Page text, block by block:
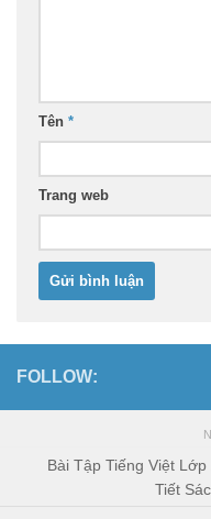
Tên *
Trang web
FOLLOW:
Bài Tập Tiếng Việt
Tiết